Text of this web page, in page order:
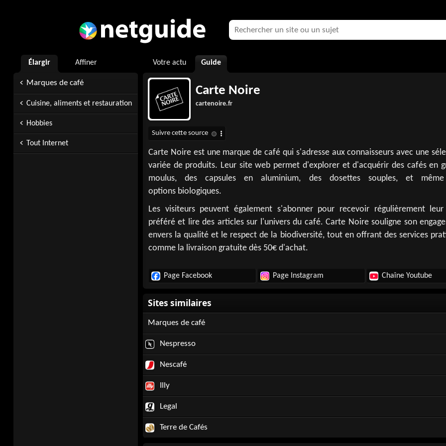
Élargir Affiner
Marques de café
Cuisine, aliments et restauration
Hobbies
Tout Internet
Votre actu Guide
Carte Noire
cartenoire.fr
Carte Noire est une marque de café qui s'adresse aux connaisseurs avec une
variée de produits. Leur site web permet d'explorer et d'acquérir des cafés en
moulus, des capsules en aluminium, des dosettes souples, et
options biologiques.
Les visiteurs peuvent également s'abonner pour recevoir régulièrement
préféré et lire des articles sur l'univers du café. Carte Noire souligne son
envers la qualité et le respect de la biodiversité, tout en offrant des services
comme la livraison gratuite dès 50€ d'achat.
Page Facebook Page Instagram Chaîne Youtube
Marques de café
Nespresso
Nescafé
Illy
Legal
Terre de Cafés